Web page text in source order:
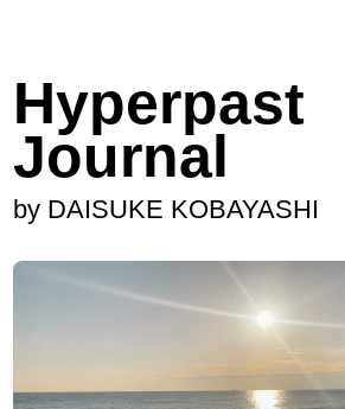
Hyperpast
Journal
by DAISUKE KOBAYASHI